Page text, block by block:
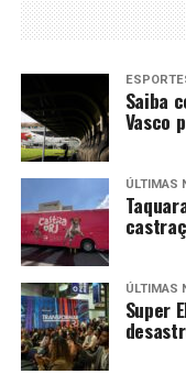
Saiba
Vasco
ÚLTIMAS
ÚLTIMAS
Super